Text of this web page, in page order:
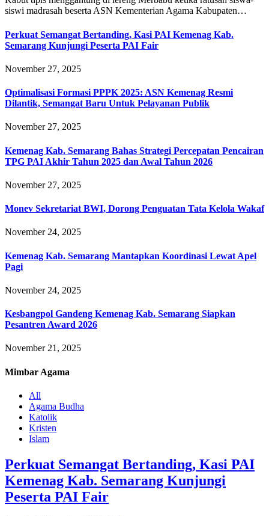
siswi madrasah beserta ASN Kementerian Agama Kabupaten…
Perkuat Semangat Bertanding, Kasi PAI Kemenag Kab.
Semarang Kunjungi Peserta PAI Fair
November 27, 2025
Optimalisasi Formasi PPPK 2025: ASN Kemenag Resmi
Dilantik, Semangat Baru Untuk Pelayanan Publik
November 27, 2025
Kemenag Kab. Semarang Bahas Strategi Percepatan Pencairan
TPG PAI Akhir Tahun 2025 dan Awal Tahun 2026
November 27, 2025
Monev Sekretariat BWI, Dorong Penguatan Tata Kelola Wakaf
November 24, 2025
Kemenag Kab. Semarang Mantapkan Koordinasi Lewat Apel
Pagi
November 24, 2025
Kesbangpol Gandeng Kemenag Kab. Semarang Siapkan
Pesantren Award 2026
November 21, 2025
Mimbar Agama
All
Agama Budha
Katolik
Kristen
Islam
Perkuat Semangat Bertanding, Kasi PAI
Kemenag Kab. Semarang Kunjungi
Peserta PAI Fair